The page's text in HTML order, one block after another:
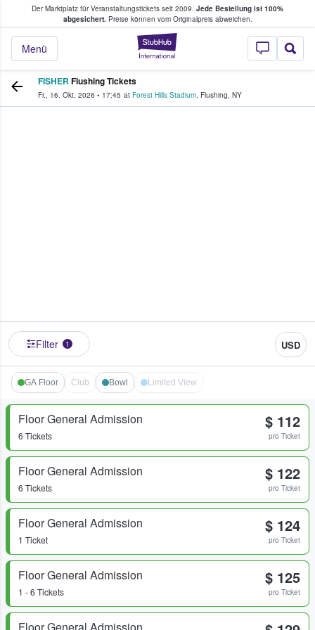
Der Marktplatz für Veranstaltungstickets seit 2009. Jede Bestellung ist 100%
abgesichert.Preise können vom Originalpreis abweichen.
StubHub - Wo
Menü
Tickets kaufen & verkaufen
FISHER Flushing Tickets
Fr., 16. Okt. 2026 • 17:45 at Forest Hills Stadium, Flushing, NY
Filter 1 USD
GA Floor Club Bowl Limited View
Floor General Admission
6 Tickets
$ 112
pro Ticket
Floor General Admission
6 Tickets
$ 122
pro Ticket
Floor General Admission
1 Ticket
$ 124
pro Ticket
Floor General Admission
1 - 6 Tickets
$ 125
pro Ticket